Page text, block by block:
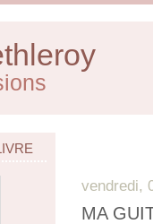
vendredi,
MA